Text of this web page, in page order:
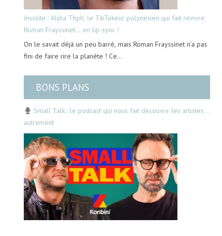
Insolite : Alijha Thph, le TikTokeur polynésien qui fait revivre
Roman Frayssinet… en lip-sync !
On le savait déjà un peu barré, mais Roman Frayssinet n’a pas
fini de faire rire la planète ! Ce…
BONS PLANS
Small Talk : le podcast qui nous fait découvrir les artistes…
autrement